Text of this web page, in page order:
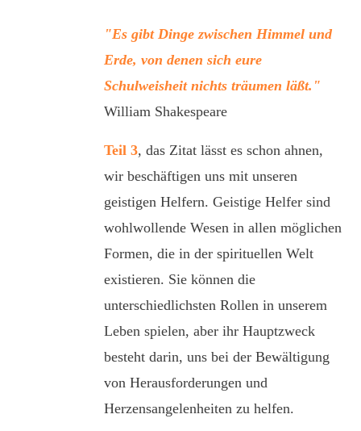
"Es gibt Dinge zwischen Himmel und
Erde, von denen sich eure
Schulweisheit nichts träumen läßt."
William Shakespeare
Teil 3, das Zitat lässt es schon ahnen,
wir beschäftigen uns mit unseren
geistigen Helfern. Geistige Helfer sind
wohlwollende Wesen in allen möglichen
Formen, die in der spirituellen Welt
existieren. Sie können die
unterschiedlichsten Rollen in unserem
Leben spielen, aber ihr Hauptzweck
besteht darin, uns bei der Bewältigung
von Herausforderungen und
Herzensangelenheiten zu helfen.